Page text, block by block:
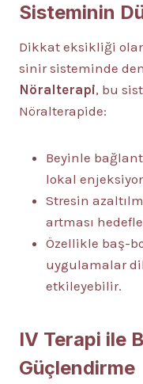
Sisteminin
Dikkat eksikliği
sinir sisteminde
Nöralterapi, bu
Nöralterapide:
Beyinle
lokal
Stresin
artması
Özellikle baş-
uygulamalar
etkileyebilir.
IV Terapi ile
Güçlendirme